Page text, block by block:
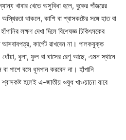
খাবার খেতে অসুবিধা হলে, বুকের পাঁজরের
থাকলে, কাশি বা শ্বাসকষ্টের সঙ্গে হাত বা
লক্ষণ দেখা দিলে বিশেষজ্ঞ চিকিৎসকের
কার্পেট রাখবেন না। পালকযুক্ত
ধোঁয়া, ধুলা, ফুল বা ঘাসের রেণু আছে, এমন স্থানে
পাশে বসে ধূমপান করবেন না। হাঁপানি
শ্বাসকষ্ট হলেই এ-জাতীয় ওষুধ খাওয়ানো যাবে